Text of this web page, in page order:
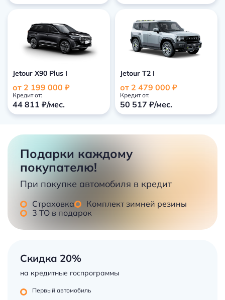
Jetour X90 Plus I
от 2 199 000 ₽
Кредит от:
44 811 ₽/мес.
Jetour T2 I
от 2 479 000 ₽
Кредит от:
50 517 ₽/мес.
Подарки каждому
покупателю!
При покупке автомобиля в кредит
Страховка
Комплект зимней резины
3 ТО в подарок
Скидка 20%
на кредитные госпрограммы
Первый автомобиль